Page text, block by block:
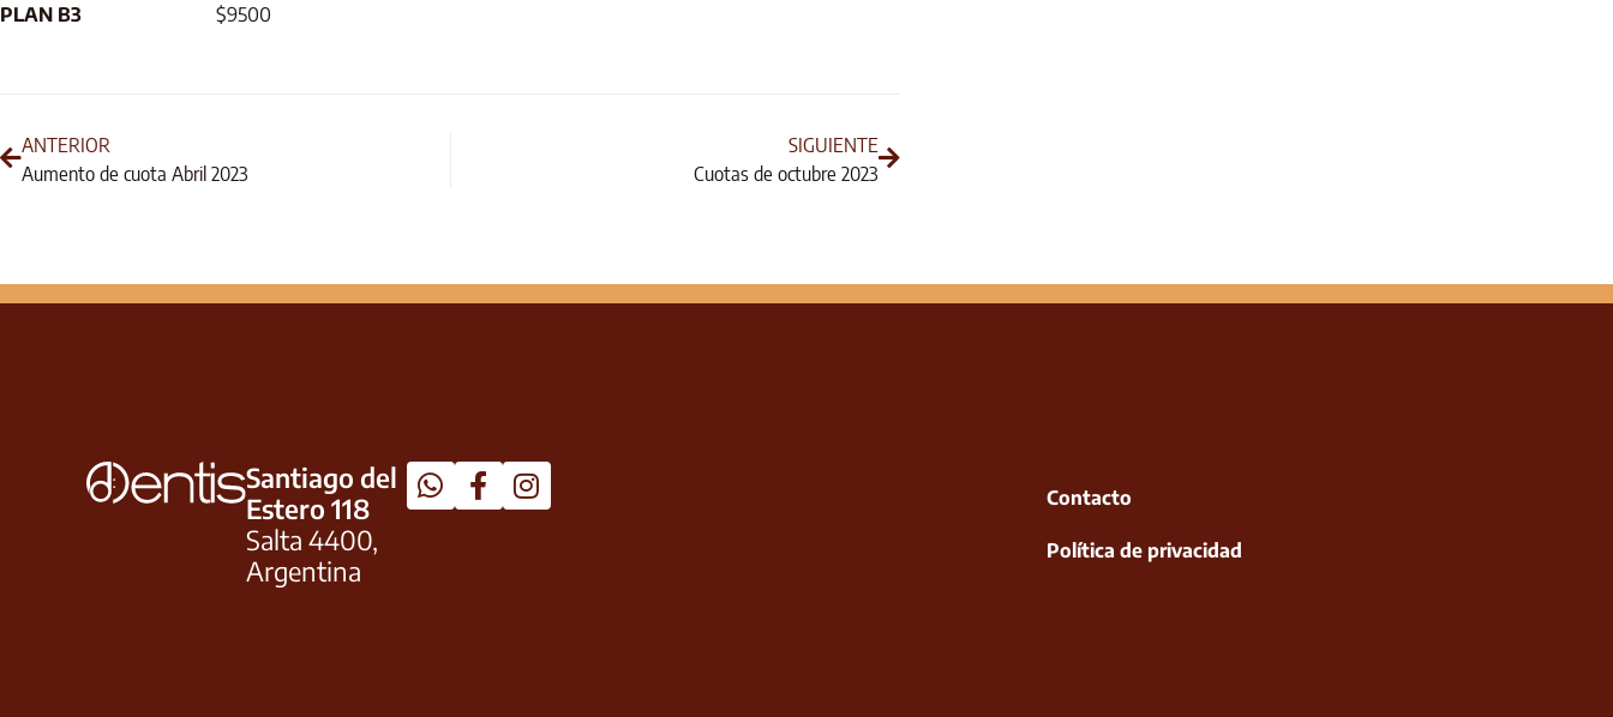
PLAN B3
$9500
ANTERIOR
Aumento de cuota Abril 2023
SIGUIENTE
Cuotas de octubre 2023
Santiago del
Estero 118
Salta 4400,
Argentina
Contacto
Política de privacidad